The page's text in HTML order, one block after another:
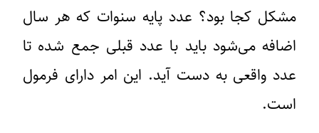
مشکل کجا بود؟ عدد پایه سنوات که هر سال
اضافه می‌شود باید با عدد قبلی جمع شده تا
عدد واقعی به دست آید. این امر دارای فرمول
است.